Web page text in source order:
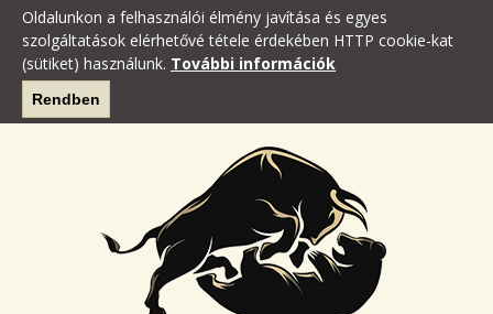
Oldalunkon a felhasználói élmény javítása és egyes
szolgáltatások elérhetővé tétele érdekében HTTP cookie-kat
(sütiket) használunk. További információk
Rendben